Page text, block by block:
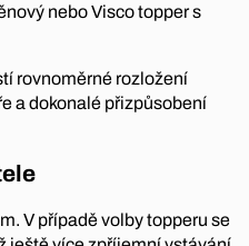
nebo Visco topper s
rovnoměrné rozložení
a dokonalé přizpůsobení
V případě volby topperu se